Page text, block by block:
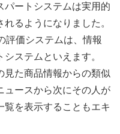
パートシステムは実用的
るようになりました。
評価システムは、情報
ステムといえます。
見た商品情報からの類似
ュースから次にその人が
覧を表示することもエキ